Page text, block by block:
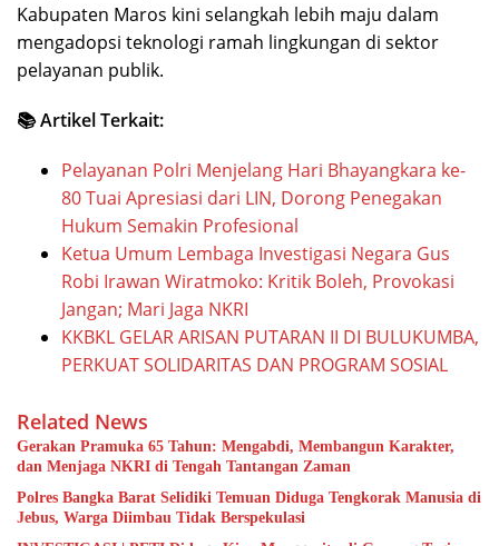
Kabupaten Maros kini selangkah lebih maju dalam
mengadopsi teknologi ramah lingkungan di sektor
pelayanan publik.
📚 Artikel Terkait:
Pelayanan Polri Menjelang Hari Bhayangkara ke-
80 Tuai Apresiasi dari LIN, Dorong Penegakan
Hukum Semakin Profesional
Ketua Umum Lembaga Investigasi Negara Gus
Robi Irawan Wiratmoko: Kritik Boleh, Provokasi
Jangan; Mari Jaga NKRI
KKBKL GELAR ARISAN PUTARAN II DI BULUKUMBA,
PERKUAT SOLIDARITAS DAN PROGRAM SOSIAL
Related News
Gerakan Pramuka 65 Tahun: Mengabdi, Membangun Karakter,
dan Menjaga NKRI di Tengah Tantangan Zaman
Polres Bangka Barat Selidiki Temuan Diduga Tengkorak Manusia di
Jebus, Warga Diimbau Tidak Berspekulasi